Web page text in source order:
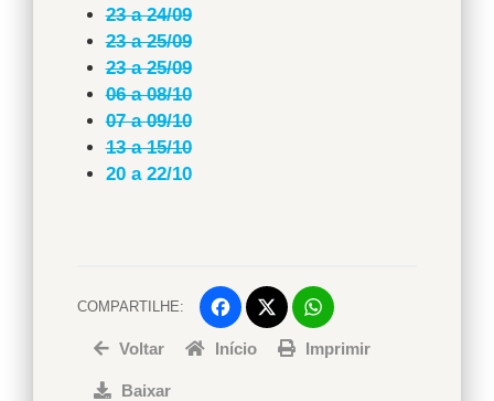
23 a 24/09
23 a 25/09
23 a 25/09
06 a 08/10
07 a 09/10
13 a 15/10
20 a 22/10
COMPARTILHE: Facebook
Twitter
Voltar Início Imprimir
Baixar